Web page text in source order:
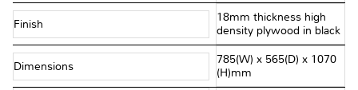
Finish
18mm thickness high
density plywood in black
Dimensions
785(W) x 565(D) x 1070
(H)mm